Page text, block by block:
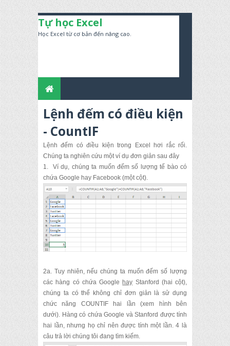
Tự học Excel
Học Excel từ cơ bản đến nâng cao.
Lệnh đếm có điều kiện
- CountIF
Lệnh đếm có điều kiện trong Excel hơi rắc rối.
Chúng ta nghiên cứu một ví dụ đơn giản sau đây
1.
Ví dụ, chúng ta muốn đếm số lượng tế bào có
chứa Google hay Facebook (một cột).
2a. Tuy nhiên, nếu chúng ta muốn đếm số lượng
các hàng có chứa Google hay Stanford (hai cột),
chúng ta có thể không chỉ đơn giản là sử dụng
chức năng COUNTIF hai lần (xem hình bên
dưới). Hàng có chứa Google và Stanford được tính
hai lần, nhưng họ chỉ nên được tính một lần. 4 là
câu trả lời chúng tôi đang tìm kiếm.